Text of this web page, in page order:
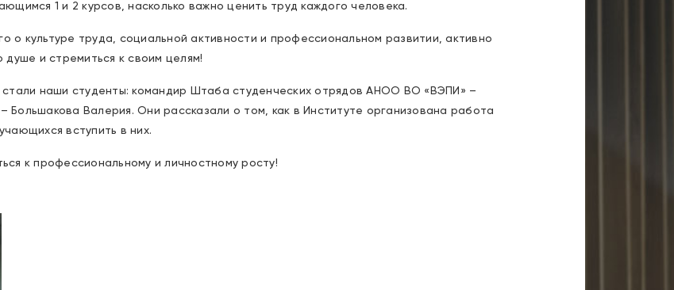
1 и 2 курсов, насколько важно ценить труд каждого человека.
о культуре труда, социальной активности и профессиональном развитии, активно
и стремиться к своим целям!
стали наши студенты: командир Штаба студенческих отрядов АНОО ВО «ВЭПИ» –
Валерия. Они рассказали о том, как в Институте организована работа
вступить в них.
к профессиональному и личностному росту!